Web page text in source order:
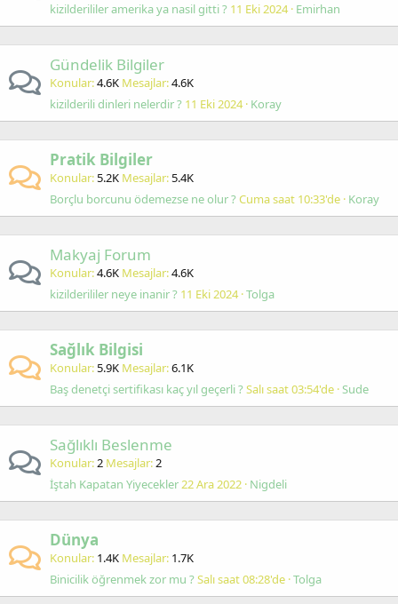
kizilderililer amerika ya nasil gitti ? 11 Eki 2024 Emirhan
Gündelik Bilgiler
Konular 4.6K Mesajlar 4.6K
kizilderili dinleri nelerdir ? 11 Eki 2024 Koray
Pratik Bilgiler
Konular 5.2K Mesajlar 5.4K
Borçlu borcunu ödemezse ne olur ?Cuma saat 10:33'de Koray
Makyaj Forum
Konular 4.6K Mesajlar 4.6K
kizilderililer neye inanir ? 11 Eki 2024 Tolga
Sağlık Bilgisi
Konular 5.9K Mesajlar 6.1K
Baş denetçi sertifikası kaç yıl geçerli ?Salı saat 03:54'de Sude
Sağlıklı Beslenme
Konular 2 Mesajlar 2
İştah Kapatan Yiyecekler22 Ara 2022 Nigdeli
Dünya
Konular 1.4K Mesajlar 1.7K
Binicilik öğrenmek zor mu ?Salı saat 08:28'de Tolga